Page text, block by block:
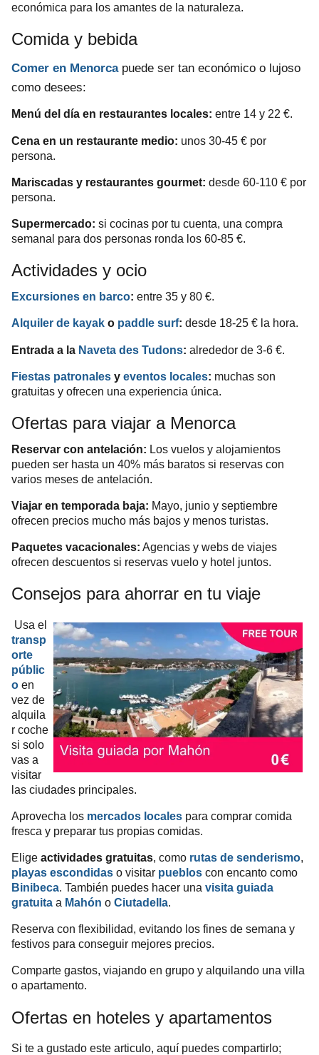
económica para los amantes de la naturaleza.
Comida y bebida
Comer en Menorcapuede ser tan económico o lujoso
como desees:
Menú del día en restaurantes locales: entre 14 y 22 €.
Cena en un restaurante medio: unos 30-45 € por
persona.
Mariscadas y restaurantes gourmet: desde 60-110 € por
persona.
Supermercado: si cocinas por tu cuenta, una compra
semanal para dos personas ronda los 60-85 €.
Actividades y ocio
Excursiones en barco: entre 35 y 80 €.
Alquiler de kayak o paddle surf: desde 18-25 € la hora.
Entrada a la Naveta des Tudons: alrededor de 3-6 €.
Fiestas patronales y eventos locales: muchas son
gratuitas y ofrecen una experiencia única.
Ofertas para viajar a Menorca
Reservar con antelación: Los vuelos y alojamientos
pueden ser hasta un 40% más baratos si reservas con
varios meses de antelación.
Viajar en temporada baja: Mayo, junio y septiembre
ofrecen precios mucho más bajos y menos turistas.
Paquetes vacacionales: Agencias y webs de viajes
ofrecen descuentos si reservas vuelo y hotel juntos.
Consejos para ahorrar en tu viaje
Usa el
transp
orte
públic
o en
vez de
alquila
r coche
si solo
vas a
visitar
las ciudades principales.
Aprovecha los mercados locales para comprar comida
fresca y preparar tus propias comidas.
Elige actividades gratuitas, como rutas de senderismo,
playas escondidas o visitar pueblos con encanto como
Binibeca. También puedes hacer una visita guiada
gratuita a Mahón o Ciutadella.
Reserva con flexibilidad, evitando los fines de semana y
festivos para conseguir mejores precios.
Comparte gastos, viajando en grupo y alquilando una villa
o apartamento.
Ofertas en hoteles y apartamentos
Si te a gustado este articulo, aquí puedes compartirlo;